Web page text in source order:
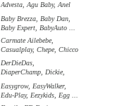
Advesta, Agu Baby, Anel
Baby Brezza, Baby Dan,
Baby Expert, BabyAuto ...
Carmate Ailebebe,
Casualplay, Chepe, Chicco
DerDieDas,
DiaperChamp, Dickie,
Easygrow, EasyWalker,
Edu-Play, Eezykids, Egg ...